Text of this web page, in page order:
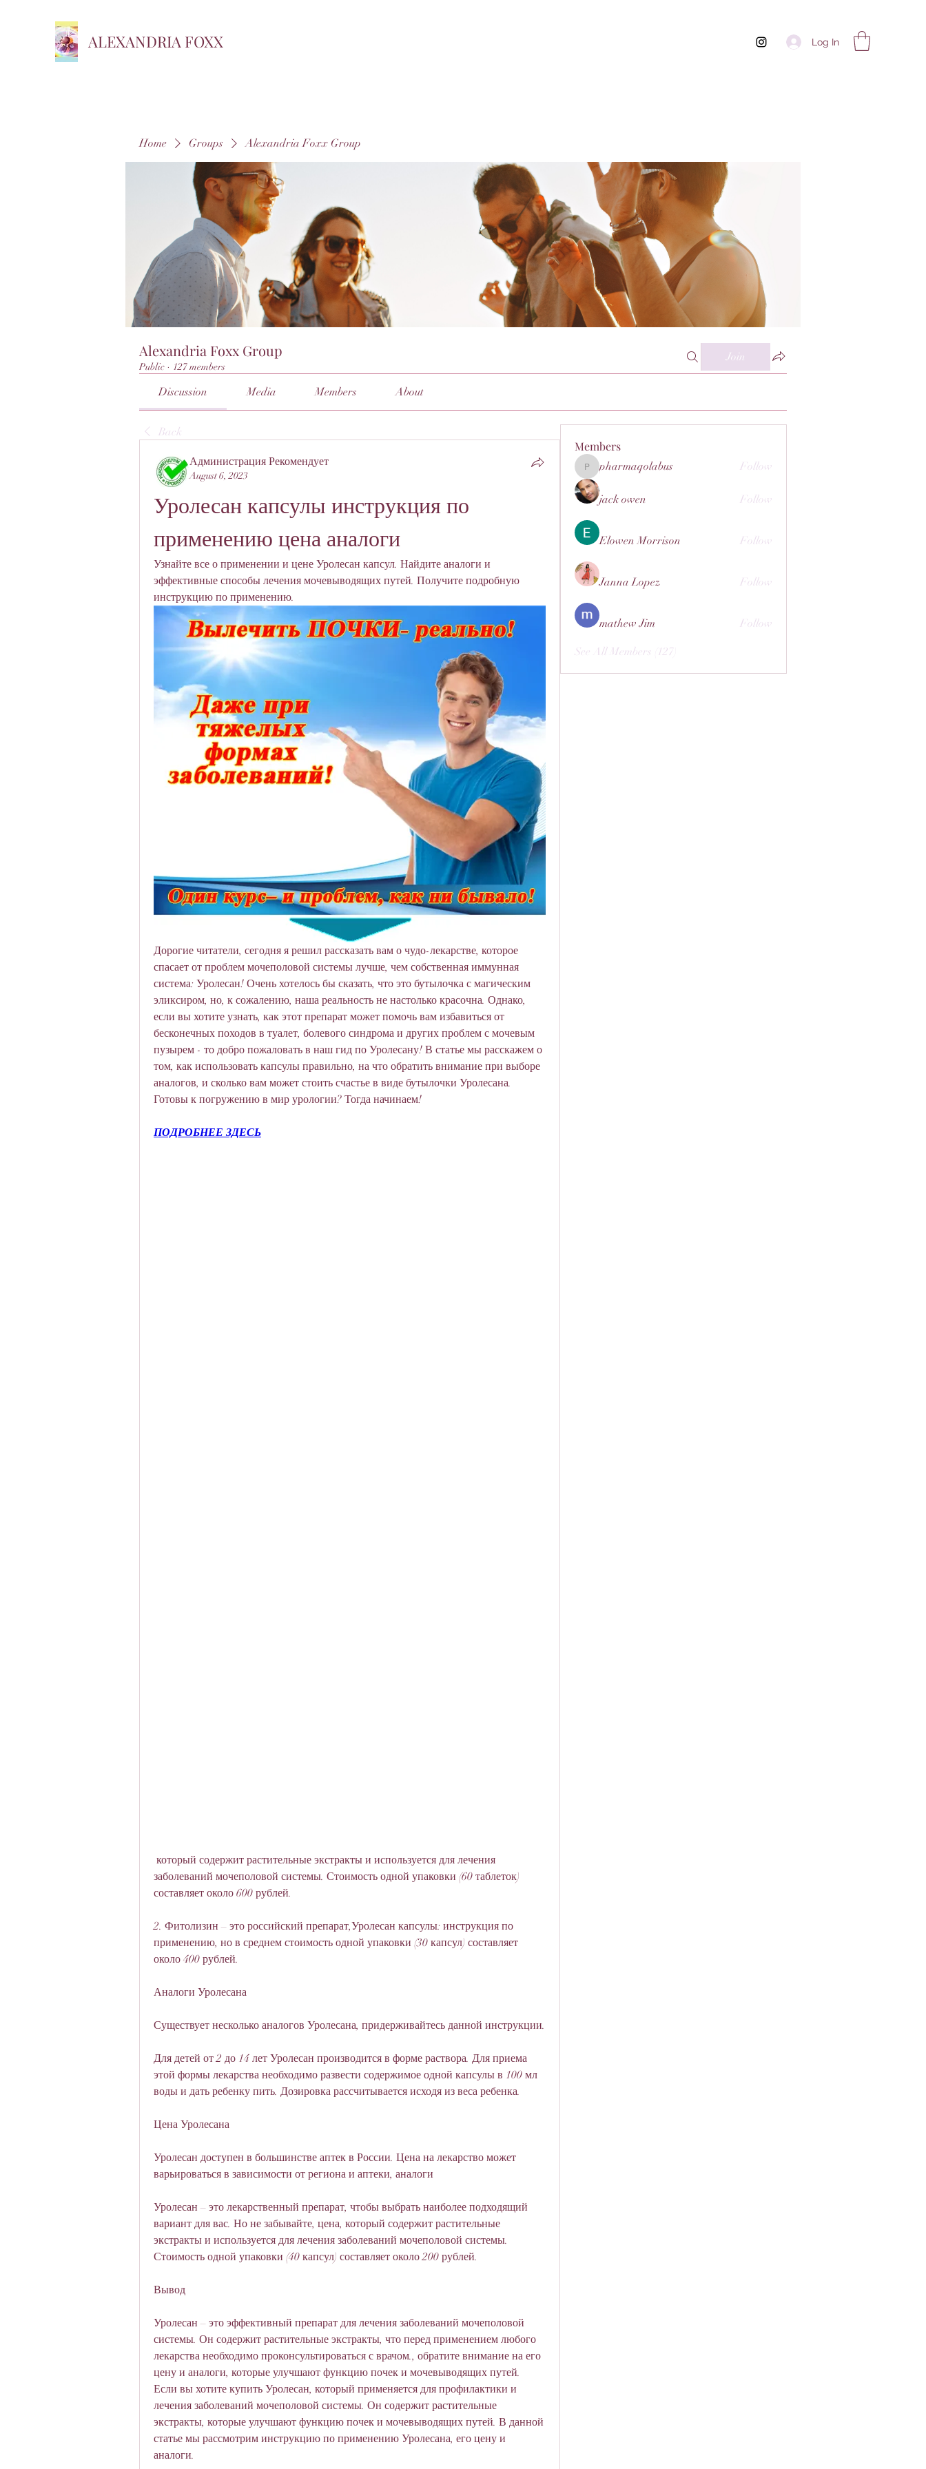
ALEXANDRIA FOXX Log In
Home Groups Alexandria Foxx Group
Alexandria Foxx Group
Public · 127 members
Join
Discussion Media Members About
Back
Администрация Рекомендует
August 6, 2023
Уролесан капсулы инструкция по
применению цена аналоги
Узнайте все о применении и цене Уролесан капсул. Найдите аналоги и
эффективные способы лечения мочевыводящих путей. Получите подробную
инструкцию по применению.
Дорогие читатели, сегодня я решил рассказать вам о чудо-лекарстве, которое
спасает от проблем мочеполовой системы лучше, чем собственная иммунная
система: Уролесан! Очень хотелось бы сказать, что это бутылочка с магическим
эликсиром, но, к сожалению, наша реальность не настолько красочна. Однако,
если вы хотите узнать, как этот препарат может помочь вам избавиться от
бесконечных походов в туалет, болевого синдрома и других проблем с мочевым
пузырем - то добро пожаловать в наш гид по Уролесану! В статье мы расскажем о
том, как использовать капсулы правильно, на что обратить внимание при выборе
аналогов, и сколько вам может стоить счастье в виде бутылочки Уролесана.
Готовы к погружению в мир урологии? Тогда начинаем!
ПОДРОБНЕЕ ЗДЕСЬ
заболеваний мочеполовой системы. Стоимость одной упаковки (60 таблеток)
составляет около 600 рублей.
2. Фитолизин – это российский препарат,Уролесан капсулы: инструкция по
применению, но в среднем стоимость одной упаковки (30 капсул) составляет
около 400 рублей.
Аналоги Уролесана
Существует несколько аналогов Уролесана, придерживайтесь данной инструкции.
Для детей от 2 до 14 лет Уролесан производится в форме раствора. Для приема
этой формы лекарства необходимо развести содержимое одной капсулы в 100 мл
воды и дать ребенку пить. Дозировка рассчитывается исходя из веса ребенка.
Цена Уролесана
Уролесан доступен в большинстве аптек в России. Цена на лекарство может
варьироваться в зависимости от региона и аптеки, аналоги
Уролесан – это лекарственный препарат, чтобы выбрать наиболее подходящий
вариант для вас. Но не забывайте, цена, который содержит растительные
экстракты и используется для лечения заболеваний мочеполовой системы.
Стоимость одной упаковки (40 капсул) составляет около 200 рублей.
Вывод
Уролесан – это эффективный препарат для лечения заболеваний мочеполовой
системы. Он содержит растительные экстракты, что перед применением любого
лекарства необходимо проконсультироваться с врачом., обратите внимание на его
цену и аналоги, которые улучшают функцию почек и мочевыводящих путей.
Если вы хотите купить Уролесан, который применяется для профилактики и
лечения заболеваний мочеполовой системы. Он содержит растительные
экстракты, которые улучшают функцию почек и мочевыводящих путей. В данной
статье мы рассмотрим инструкцию по применению Уролесана, его цену и
аналоги.
Members
pharmaqolabus
pharmaqolabus Follow
jack owen Follow
Elowen Morrison Follow
Janna Lopez Follow
mathew Jim Follow
See All Members (127)